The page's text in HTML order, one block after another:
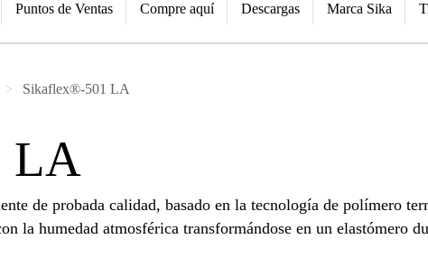
Puntos de Ventas Compre aquí Descargas Marca Sika
Sikaflex®-501 LA
LA
de probada calidad, basado en la tecnología de polímero
la humedad atmosférica transformándose en un elastómero